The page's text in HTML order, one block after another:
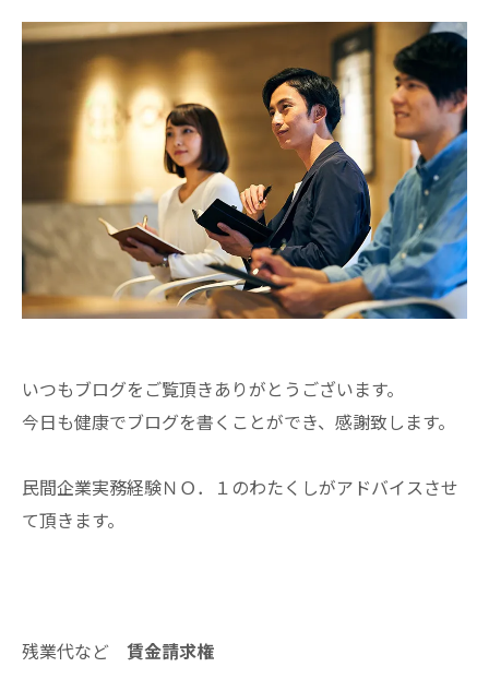
いつもブログをご覧頂きありがとうございます。
今日も健康でブログを書くことができ、感謝致します。
民間企業実務経験ＮＯ．１のわたくしがアドバイスさせ
て頂きます。
残業代など 賃金請求権